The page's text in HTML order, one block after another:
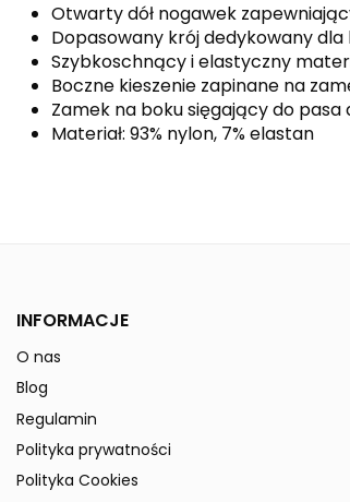
Otwarty dół nogawek
Dopasowany krój dedykowany dla
Szybkoschnący i elastyczny
Boczne kieszenie zapinane na
Zamek na boku sięgający do pasa
Materiał: 93% nylon, 7% elastan
Data dostępności:
» Podmiot odpowiedzialny
INFORMACJE
O nas
Blog
Regulamin
Polityka prywatności
Polityka Cookies